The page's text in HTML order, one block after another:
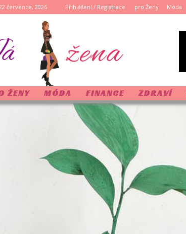
července, 2026 Přihlášení / Registrace pro Ženy Móda
žena
ŽENY MÓDA FINANCE ZDRAVÍ